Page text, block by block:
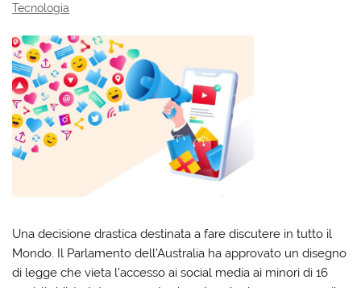
Tecnologia
Una decisione drastica destinata a fare discutere in tutto il
Mondo. Il Parlamento dell’Australia ha approvato un disegno
di legge che vieta l’accesso ai social media ai minori di 16